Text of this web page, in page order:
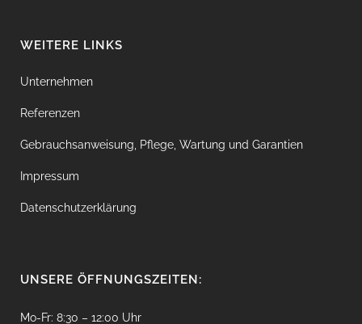
WEITERE LINKS
Unternehmen
Referenzen
Gebrauchsanweisung, Pflege, Wartung und Garantien
Impressum
Datenschutzerklärung
UNSERE ÖFFNUNGSZEITEN:
Mo-Fr: 8:30 – 12:00 Uhr